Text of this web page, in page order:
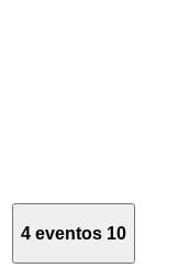
4 eventos 10